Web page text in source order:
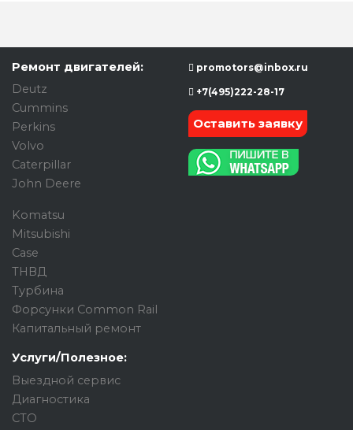
Ремонт двигателей:
Deutz
Cummins
Perkins
Volvo
Caterpillar
John Deere
Komatsu
Mitsubishi
Case
ТНВД
Турбина
Форсунки Common Rail
Капитальный ремонт
Услуги/Полезное:
Выездной сервис
Диагностика
СТО
promotors@inbox.ru
+7(495)222-28-17
Оставить заявку